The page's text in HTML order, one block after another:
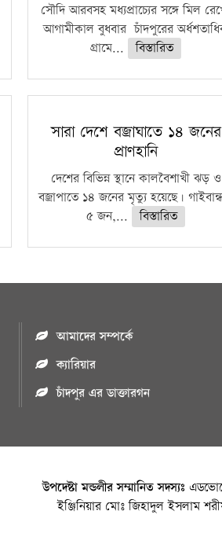
সৌদি আরবসহ মধ্যপ্রাচ্যের সঙ্গে মিল
আগামীকাল বুধবার চাঁদপুরের
গ্রামে...
বিস্তারিত
সারা দেশে বজ্রাঘাতে ১৪ জনের
প্রাণহানি
দেশের বিভিন্ন স্থানে কালবৈশাখী ঝড় ও
বজ্রাপাতে ১৪ জনের মৃত্যু হয়েছে।
৫ জন,...
বিস্তারিত
আমাদের সম্পর্কে
ক্যারিয়ার
চাঁদপুর এর ডাক্তারগন
উপদেষ্টা মন্ডলীর সম্মানিত সদস্যঃ
ইঞ্জিনিয়ার মোঃ জিহাদুল ইসলাম